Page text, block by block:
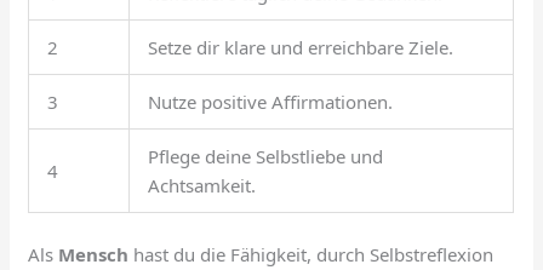
2 Setze dir klare und erreichbare Ziele.
3 Nutze positive Affirmationen.
4
Pflege deine Selbstliebe und
Achtsamkeit.
Als Mensch hast du die Fähigkeit, durch Selbstreflexion